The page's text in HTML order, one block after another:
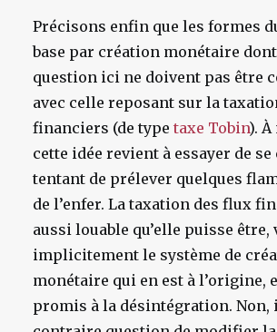
Précisons enfin que les formes
base par création monétaire
question ici ne doivent pas être
avec celle reposant sur la
financiers (de type taxe Tobin). À
cette idée revient à essayer de
tentant de prélever quelques
de l’enfer. La taxation des flux
aussi louable qu’elle puisse
implicitement le système de
monétaire qui en est à l’origine,
promis à la désintégration. Non,